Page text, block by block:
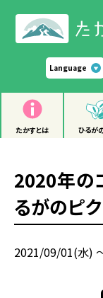
Language
たかすとは ひるが
2020年の
るがのピク
2021/09/01(水)